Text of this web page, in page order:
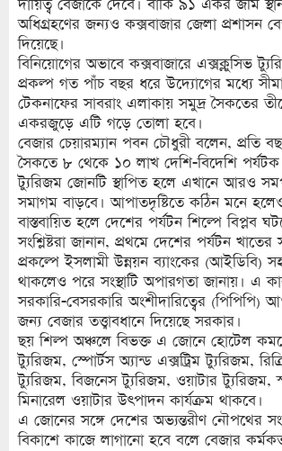
দায়িত্ব বেজাকে দেবে। বাকি ৯১ একর জমি
অধিগ্রহণের জন্যও কক্সবাজার জেলা প্রশাসন
দিয়েছে।
বিনিয়োগের অভাবে কক্সবাজারে এক্সক্লুসিভ
প্রকল্প গত পাঁচ বছর ধরে উদ্যোগের মধ্যে
টেকনাফের সাবরাং এলাকায় সমুদ্র সৈকতের
একরজুড়ে এটি গড়ে তোলা হবে।
বেজার চেয়ারম্যান পবন চৌধুরী বলেন, প্রতি
সৈকতে ৮ থেকে ১০ লাখ দেশি-বিদেশি
ট্যুরিজম জোনটি স্থাপিত হলে এখানে আরও
সমাগম বাড়বে। আপাতদৃষ্টিতে কঠিন মনে
বাস্তবায়িত হলে দেশের পর্যটন শিল্পে বিপ্লব
সংশ্লিষ্টরা জানান, প্রথমে দেশের পর্যটন
প্রকল্পে ইসলামী উন্নয়ন ব্যাংকের (আইডিবি)
থাকলেও পরে সংস্থাটি অপারগতা জানায়। এ
সরকারি-বেসরকারি অংশীদারিত্বের (পিপিপি)
জন্য বেজার তত্ত্বাবধানে দিয়েছে সরকার।
ছয় শিল্প অঞ্চলে বিভক্ত এ জোনে হোটেল
ট্যুরিজম, স্পোর্টস অ্যান্ড এক্সট্রিম ট্যুরিজম,
ট্যুরিজম, বিজনেস ট্যুরিজম, ওয়াটার ট্যুরিজম,
মিনারেল ওয়াটার উৎপাদন কার্যক্রম থাকবে।
এ জোনের সঙ্গে দেশের অভ্যন্তরীণ নৌপথের
বিকাশে কাজে লাগানো হবে বলে বেজার